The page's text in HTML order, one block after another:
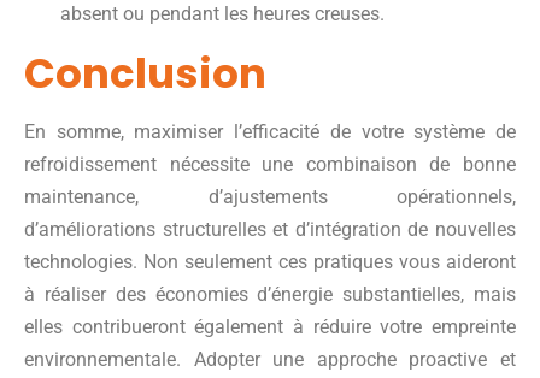
absent ou pendant les heures creuses.
Conclusion
En somme, maximiser l’efficacité de votre système de
refroidissement nécessite une combinaison de bonne
maintenance, d’ajustements opérationnels,
d’améliorations structurelles et d’intégration de nouvelles
technologies. Non seulement ces pratiques vous aideront
à réaliser des économies d’énergie substantielles, mais
elles contribueront également à réduire votre empreinte
environnementale. Adopter une approche proactive et